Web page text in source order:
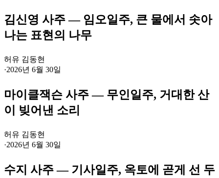
김신영 사주 — 임오일주, 큰 물에서 솟아
나는 표현의 나무
허유 김동현
·2026년 6월 30일
마이클잭슨 사주 — 무인일주, 거대한 산
이 빚어낸 소리
허유 김동현
·2026년 6월 30일
수지 사주 — 기사일주, 옥토에 곧게 선 두